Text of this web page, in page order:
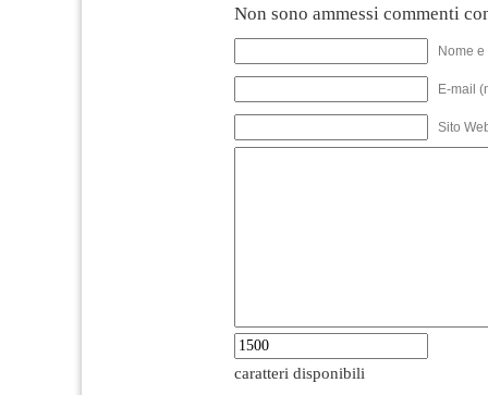
Non sono ammessi commenti
Nome
E-mail
Sito
caratteri disponibili